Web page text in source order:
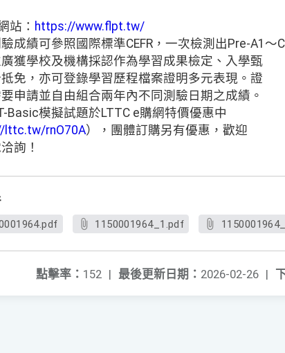
站： https://www.flpt.tw/
成績可參照國際標準CEFR，一次檢測出Pre-A1～
獲學校及機構採認作為學習成果檢定、入學甄
免，亦可登錄學習歷程檔案證明多元表現。證
申請並自由組合兩年內不同測驗日期之成績。
Basic模擬試題於LTTC e購網特價優惠中
lttc.tw/rnO70A），團體訂購另有優惠，歡迎
詢！
1150001964_1.pdf
最後更新日期： 2026-02-26 |
點擊率： 152 |